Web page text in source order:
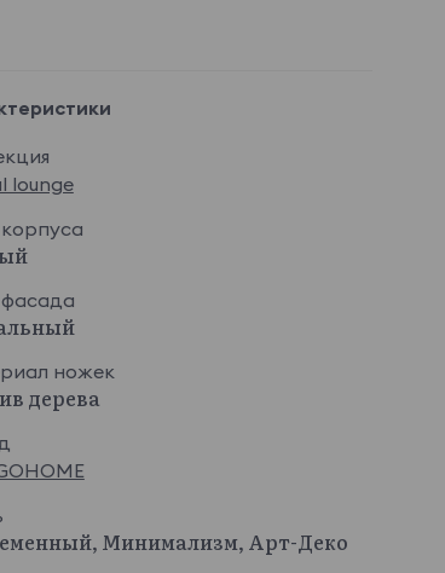
lounge
ножек
дерева
Минимализм, Арт-Деко